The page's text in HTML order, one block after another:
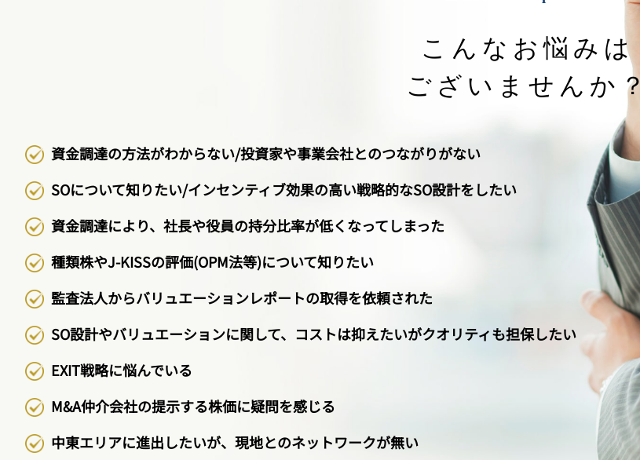
こんなお悩みは
ございませんか？
資金調達の方法がわからない/投資家や事業会社とのつながりがない
SOについて知りたい/インセンティブ効果の高い戦略的なSO設計をしたい
資金調達により、社長や役員の持分比率が低くなってしまった
種類株やJ-KISSの評価(OPM法等)について知りたい
監査法人からバリュエーションレポートの取得を依頼された
SO設計やバリュエーションに関して、コストは抑えたいがクオリティも担保したい
EXIT戦略に悩んでいる
M&A仲介会社の提示する株価に疑問を感じる
中東エリアに進出したいが、現地とのネットワークが無い